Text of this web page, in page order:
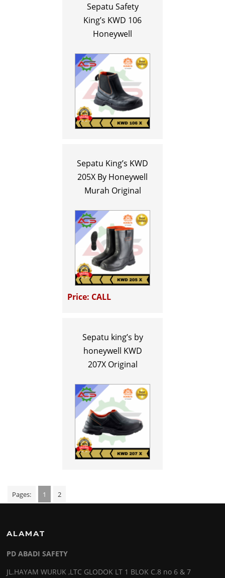
Sepatu Safety
King’s KWD 106
Honeywell
Sepatu King’s KWD
205X By Honeywell
Murah Original
Price: CALL
Sepatu king’s by
honeywell KWD
207X Original
Pages: 1 2
ALAMAT
PD ABADI SAFETY
JL.HAYAM WURUK ,LTC GLODOK LT 1 BLOK C.8 no 6 & 7